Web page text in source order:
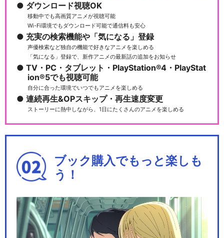
ダウンロード視聴OK
移動中でも高画質アニメが視聴可能
Wi-Fi環境でもダウンロード可能で通信料も安心
充実の検索機能や「気になる」登録
声優検索など独自の機能で好きなアニメを楽しめる
「気になる」登録で、新作アニメの最新話の追加をお知らせ
TV・PC・タブレット・PlayStation®4・PlayStat
ion®5でも視聴可能
自分に合った環境でいつでもアニメを楽しめる
連続再生&OPスキップ・再生速度変更
ストーリーに熱中しながら、1日にたくさんのアニメを楽しめる
ブック購入でもっと楽しも
う！